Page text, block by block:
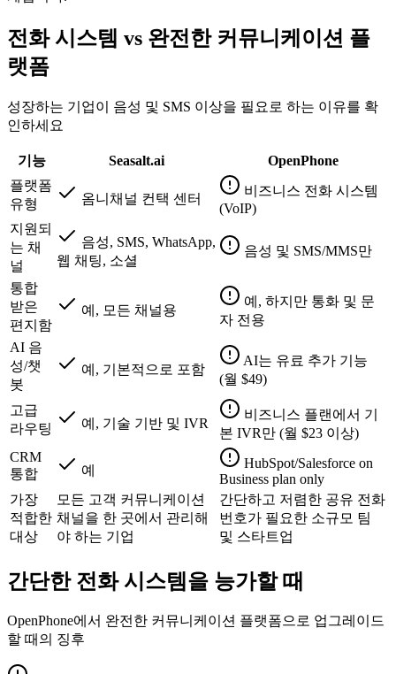
전화 시스템 vs 완전한 커뮤니케이션 플
랫폼
성장하는 기업이 음성 및 SMS 이상을 필요로 하는 이유를 확
인하세요
기능 Seasalt.ai
OpenPhone
플랫폼
유형
옴니채널 컨택 센터
비즈니스 전화 시스템
(VoIP)
지원되
는 채
널
음성, SMS, WhatsApp,
웹 채팅, 소셜
음성 및 SMS/MMS만
통합
받은
편지함
예, 모든 채널용
예, 하지만 통화 및 문
자 전용
AI 음
성/챗
봇
예, 기본적으로 포함
AI는 유료 추가 기능
(월 $49)
고급
라우팅
예, 기술 기반 및 IVR
비즈니스 플랜에서 기
본 IVR만 (월 $23 이상)
CRM
통합
예
HubSpot/Salesforce on
Business plan only
가장
적합한
대상
모든 고객 커뮤니케이션
채널을 한 곳에서 관리해
야 하는 기업
간단하고 저렴한 공유 전화
번호가 필요한 소규모 팀
및 스타트업
간단한 전화 시스템을 능가할 때
OpenPhone에서 완전한 커뮤니케이션 플랫폼으로 업그레이드
할 때의 징후